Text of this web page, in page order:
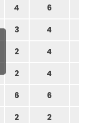
4 6
3 4
2 4
2 4
6 6
2 2